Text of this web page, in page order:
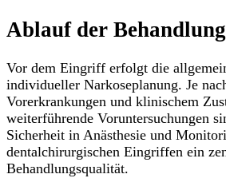
Ablauf der Behandlung
Vor dem Eingriff erfolgt die
individueller Narkoseplanung. Je
Vorerkrankungen und klinischem
weiterführende Voruntersuchungen
Sicherheit in Anästhesie und
dentalchirurgischen Eingriffen ein
Behandlungsqualität.